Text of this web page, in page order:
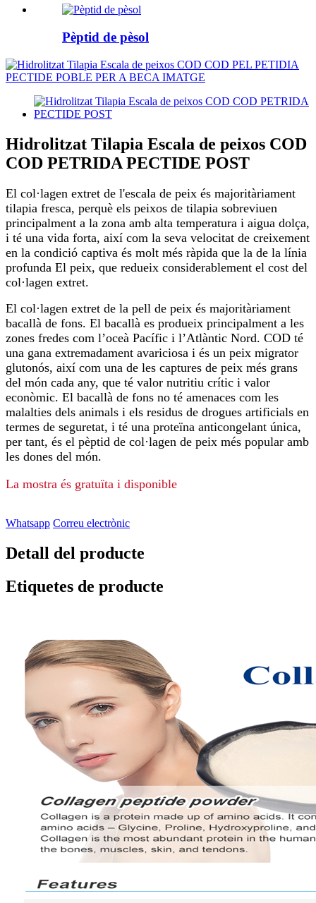
Pèptid de pèsol
Hidrolitzat Tilapia Escala de peixos COD
COD PETRIDA PECTIDE POST
El col·lagen extret de l'escala de peix és majoritàriament
tilapia fresca, perquè els peixos de tilapia sobreviuen
principalment a la zona amb alta temperatura i aigua dolça,
i té una vida forta, així com la seva velocitat de creixement
en la condició captiva és molt més ràpida que la de la línia
profunda El peix, que redueix considerablement el cost del
col·lagen extret.
El col·lagen extret de la pell de peix és majoritàriament
bacallà de fons. El bacallà es produeix principalment a les
zones fredes com l’oceà Pacífic i l’Atlàntic Nord. COD té
una gana extremadament avariciosa i és un peix migrator
glutonós, així com una de les captures de peix més grans
del món cada any, que té valor nutritiu crític i valor
econòmic. El bacallà de fons no té amenaces com les
malalties dels animals i els residus de drogues artificials en
termes de seguretat, i té una proteïna anticongelant única,
per tant, és el pèptid de col·lagen de peix més popular amb
les dones del món.
La mostra és gratuïta i disponible
Whatsapp Correu electrònic
Detall del producte
Etiquetes de producte